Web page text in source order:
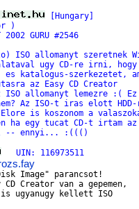
[Hungary]
)
GURU #2546
allomanyt szeretnek
ugy CD-re irni, hogy
katalogus-szerkezetet,
az Easy CD Creator
allomanyt lemezre :( Ez
Az ISO-t iras elott
is koszonom a
ha egy tucat CD-t irtam az
-- ennyi... :((()
   UIN: 116973511
Image" parancsot!
Creator van a gepemen,
is ugyanugy kellett ISO